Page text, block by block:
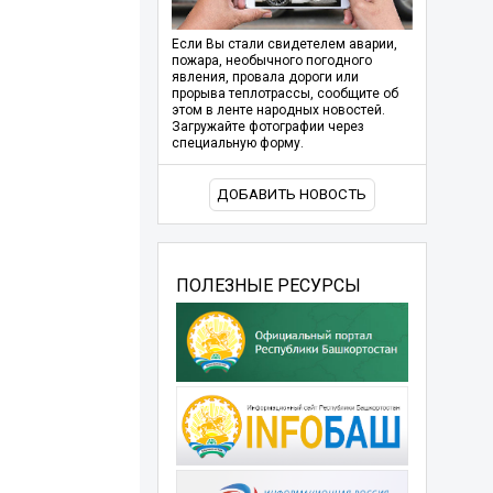
Если Вы стали свидетелем аварии,
пожара, необычного погодного
явления, провала дороги или
прорыва теплотрассы, сообщите об
этом в ленте народных новостей.
Загружайте фотографии через
специальную форму.
ДОБАВИТЬ НОВОСТЬ
ПОЛЕЗНЫЕ РЕСУРСЫ